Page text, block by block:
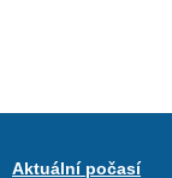
Aktuální počasí